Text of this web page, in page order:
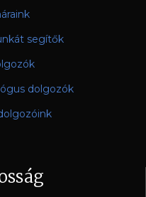
segítők
dolgozók